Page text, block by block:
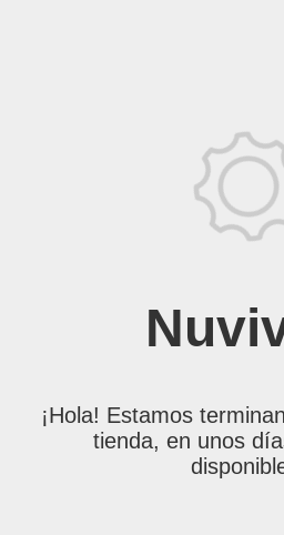
¡Hola! Estamos
tienda, en unos